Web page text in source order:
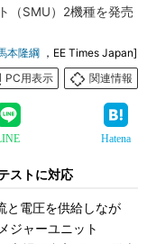
（SMU）2機種を発売
本隆綱 ，EE Times Japan]
PC用表示
関連情報
Hatena
ストに対応
と電圧を供給しなが
ジャーユニット